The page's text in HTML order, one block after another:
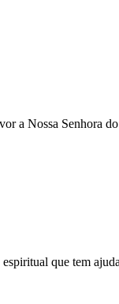
a Nossa Senhora
que tem